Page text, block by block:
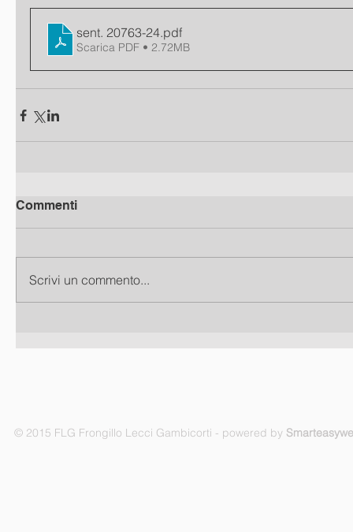
sent. 20763-24.pdf
Scarica PDF • 2.72MB
Commenti
Scrivi un commento...
© 2015 FLG Frongillo Lecci Gambicorti - powered by